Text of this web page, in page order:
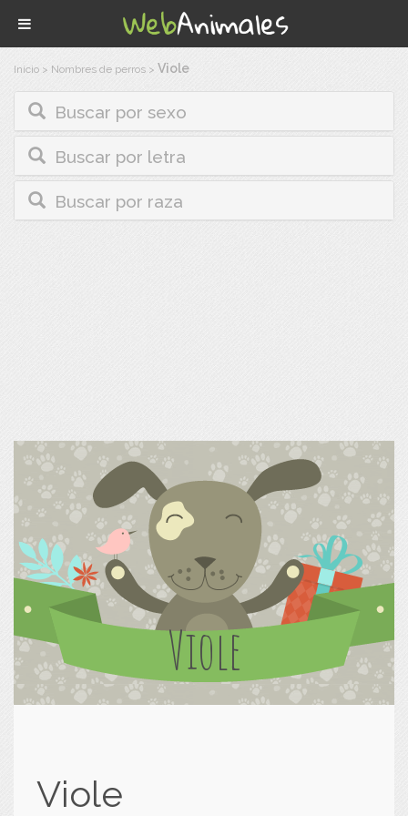
Inicio > Nombres de perros > Viole
Buscar por sexo
Buscar por letra
Buscar por raza
Viole
Viole